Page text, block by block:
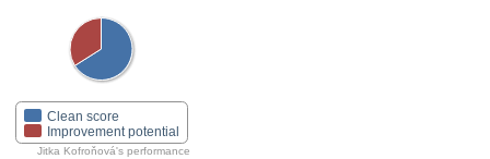
Clean score
Improvement potential
Jitka Kofroňová's performance